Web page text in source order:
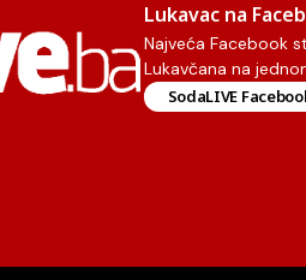
Lukavac na
Najveća Facebook
Lukavčana na
SodaLIVE